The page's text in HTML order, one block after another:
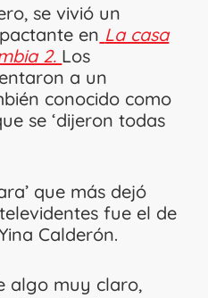
se vivió un
en La casa
2. Los
a un
conocido como
se ‘dijeron todas
que más dejó
fue el de
Calderón.
algo muy claro,